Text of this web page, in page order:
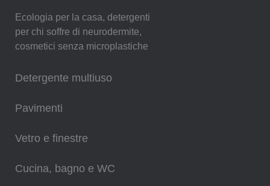
Ecologia per la casa, detergenti
per chi soffre di neurodermite,
cosmetici senza microplastiche
Detergente multiuso
Pavimenti
Vetro e finestre
Cucina, bagno e WC